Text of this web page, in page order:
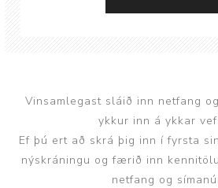
Vinsamlegast sláið inn netfang
ykkur inn á ykkar
Ef þú ert að skrá þig inn í fyrsta
nýskráningu og færið inn
netfang og